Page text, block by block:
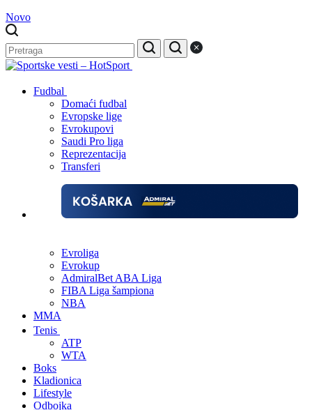
Novo
Fudbal
Domaći fudbal
Evropske lige
Evrokupovi
Saudi Pro liga
Reprezentacija
Transferi
Evroliga
Evrokup
AdmiralBet ABA Liga
FIBA Liga šampiona
NBA
MMA
Tenis
ATP
WTA
Boks
Kladionica
Lifestyle
Odbojka